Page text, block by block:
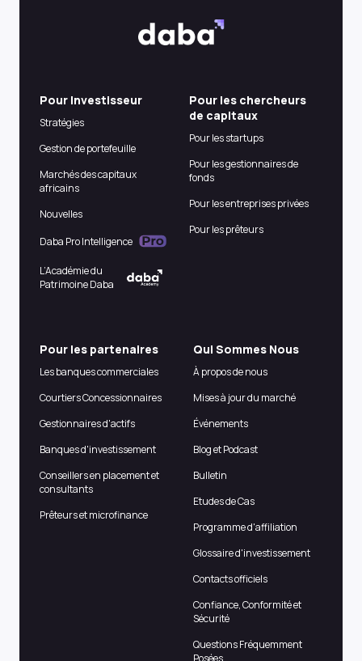
Pour Investisseur
Stratégies
Gestion de portefeuille
Marchés des capitaux
africains
Nouvelles
Daba Pro Intelligence
L’Académie du
Patrimoine Daba
Pour les chercheurs
de capitaux
Pour les startups
Pour les gestionnaires de
fonds
Pour les entreprises privées
Pour les prêteurs
Pour les partenaires
Les banques commerciales
Courtiers Concessionnaires
Gestionnaires d'actifs
Banques d'investissement
Conseillers en placement et
consultants
Prêteurs et microfinance
Qui Sommes Nous
À propos de nous
Mises à jour du marché
Événements
Blog et Podcast
Bulletin
Etudes de Cas
Programme d'affiliation
Glossaire d'investissement
Contacts officiels
Confiance, Conformité et
Sécurité
Questions Fréquemment
Posées